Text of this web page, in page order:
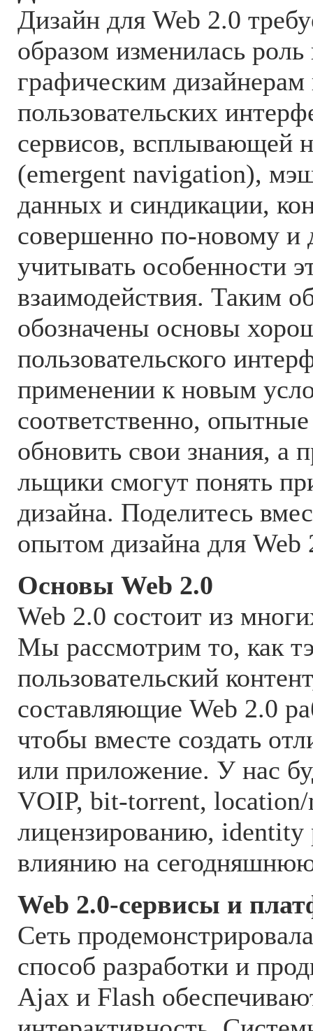
Дизайн для Web 2.0
образом изменилась
графическим
пользовательских
сервисов, всплывающей
(emergent navigation),
данных и синдикации,
совершенно по-новому и
учитывать особенности
взаимодействия. Таким
обозначены основы
пользовательского
применении к новым
соответственно,
обновить свои знания, а
льщики смогут понять
дизайна. Поделитесь
опытом дизайна для Web
Основы Web 2.0
Web 2.0 состоит из
Мы рассмотрим то, как
пользовательский
составляющие Web 2.0
чтобы вместе создать
или приложение. У нас
VOIP, bit-torrent, location/
лицензированию,
влиянию на
Web 2.0-сервисы и
Сеть
способ разработки и
Ajax и Flash